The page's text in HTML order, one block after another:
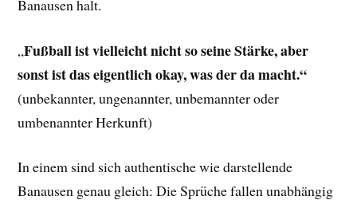
Banausen halt.
„Fußball ist vielleicht nicht so seine Stärke, aber
sonst ist das eigentlich okay, was der da macht.“
(unbekannter, ungenannter, unbemannter oder
umbenannter Herkunft)
In einem sind sich authentische wie darstellende
Banausen genau gleich: Die Sprüche fallen unabhängig